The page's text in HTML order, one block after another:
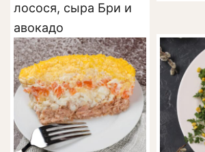
лосося, сыра Бри и
авокадо